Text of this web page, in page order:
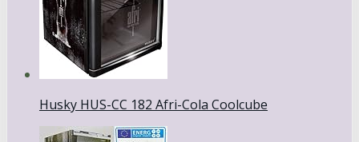
Husky HUS-CC 182 Afri-Cola Coolcube